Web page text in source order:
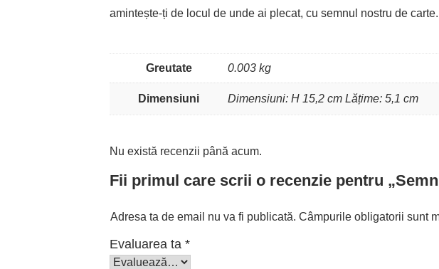
amintește-ți de locul de unde ai plecat, cu semnul nostru de
Greutate 0.003 kg
Dimensiuni Dimensiuni: H 15,2 cm Lățime: 5,1 cm
Nu există recenzii până acum.
Fii primul care scrii o recenzie pentru
Adresa ta de email nu va fi publicată. Câmpurile obligatorii sunt
Evaluarea ta *